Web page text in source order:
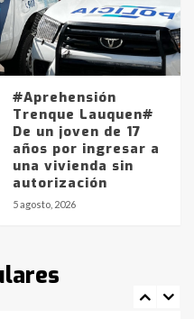
#Aprehensión
Trenque Lauquen#
De un joven de 17
años por ingresar a
una vivienda sin
autorización
5 agosto, 2026
combustibles en
YPF hasta Axion
pesos
de Bahía
que Agosto vendrá
en gran parte
por
de drogas en la